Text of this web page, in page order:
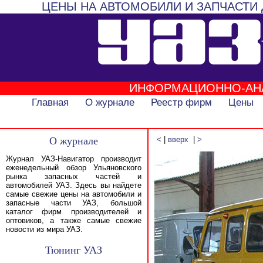
ЦЕНЫ НА АВТОМОБИЛИ И
ИНФОРМАЦИОННО-
Главная О журнале Реестр фирм Цены
О журнале
Журнал УАЗ-Навигатор производит
еженедельный обзор Ульяновского
рынка запасных частей и
автомобилей УАЗ. Здесь вы найдете
самые свежие цены на автомобили и
запасные части УАЗ, большой
каталог фирм производителей и
оптовиков, а также самые свежие
новости из мира УАЗ.
Тюнинг УАЗ
< вверх >